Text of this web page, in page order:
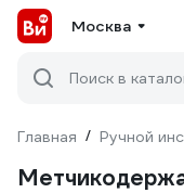
Москва
Поиск в
Главная / Ручной